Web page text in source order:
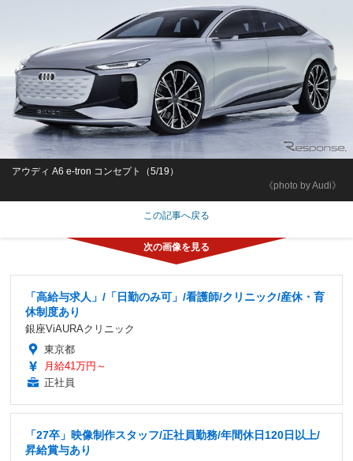
《photo by Audi》
アウディ A6 e-tron コンセプト（5/19）
この記事へ戻る
「高給与求人」/「日勤のみ可」/看護師/クリニック/産休・育
休制度あり
銀座ViAURAクリニック
東京都
月給41万円～
正社員
「27卒」映像制作スタッフ/正社員勤務/年間休日120日以上/
昇給賞与あり